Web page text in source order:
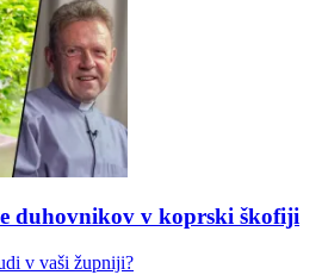
duhovnikov v koprski škofiji
v vaši župniji?